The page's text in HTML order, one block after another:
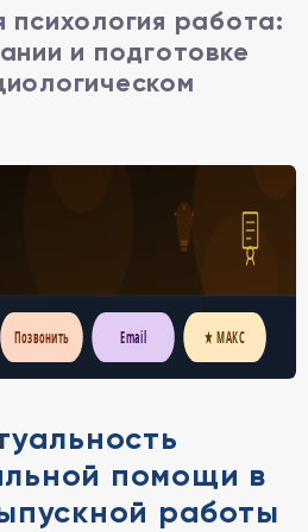
психология работа:
и подготовке
Позвонить Email ★ МАКС
помощи в
работы